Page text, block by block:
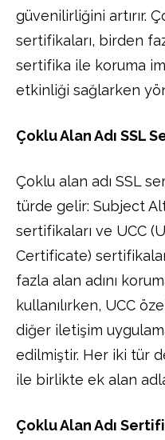
güvenilirliğini artırır.
sertifikaları, birden
sertifika ile koruma
etkinliği sağlarken
Çoklu Alan Adı SSL
Çoklu alan adı SSL
türde gelir: Subject
sertifikaları ve UCC
Certificate)
fazla alan adını
kullanılırken, UCC
diğer iletişim
edilmiştir. Her iki tür
ile birlikte ek alan
Çoklu Alan Adı